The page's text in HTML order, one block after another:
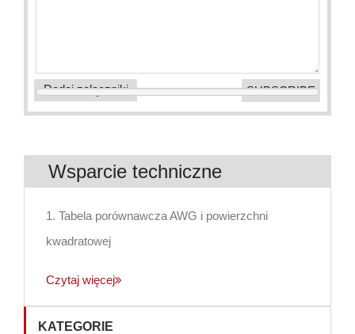
Dodaj załączniki
Wsparcie techniczne
1. Tabela porównawcza AWG i powierzchni
kwadratowej
Czytaj więcej
KATEGORIE